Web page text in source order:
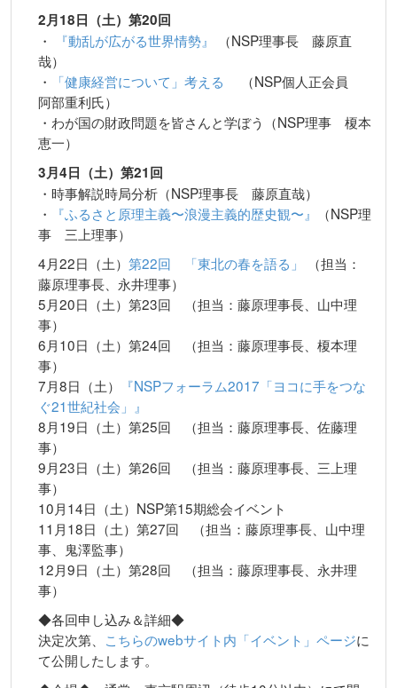
2月18日（土）第20回
・
『動乱が広がる世界情勢』
（NSP理事長 藤原直
哉）
・
「健康経営について」考える
（NSP個人正会員
阿部重利氏）
・わが国の財政問題を皆さんと学ぼう（NSP理事 榎本
恵一）
3月4日（土）第21回
・時事解説時局分析（NSP理事長 藤原直哉）
・
『ふるさと原理主義〜浪漫主義的歴史観〜』
（NSP理
事 三上理事）
4月22日（土） 第22回 「東北の春を語る」
（担当：
藤原理事長、永井理事）
5月20日（土）第23回 （担当：藤原理事長、山中理
事）
6月10日（土）第24回 （担当：藤原理事長、榎本理
事）
7月8日（土）
『NSPフォーラム2017「ヨコに手をつな
ぐ21世紀社会」』
8月19日（土）第25回 （担当：藤原理事長、佐藤理
事）
9月23日（土）第26回 （担当：藤原理事長、三上理
事）
10月14日（土）NSP第15期総会イベント
11月18日（土）第27回 （担当：藤原理事長、山中理
事、鬼澤監事）
12月9日（土）第28回 （担当：藤原理事長、永井理
事）
◆各回申し込み＆詳細◆
決定次第、 こちらのwebサイト内「イベント」ページに
て公開したします。